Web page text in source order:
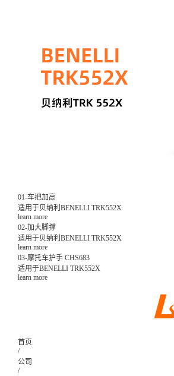
01-车把加高
适用于贝纳利BENELLI TRK552X
learn more
02-加大脚撑
适用于贝纳利BENELLI TRK552X
learn more
03-摩托车护手 CHS683
适用于BENELLI TRK552X
learn more
首页
/
公司
/